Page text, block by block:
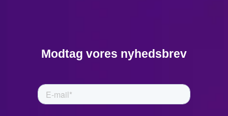
Modtag vores nyhedsbrev